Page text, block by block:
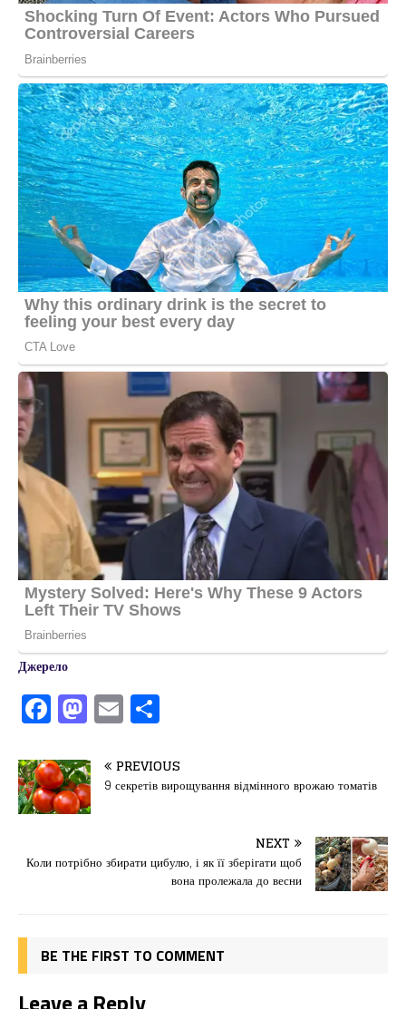
Джерело
F
a
c
e
b
o
o
M
a
st
o
d
o
n
E
m
ai
l
іл
и
ис
я
PREVIOUS
9 секретів вирощування відмінного врожаю томатів
NEXT
Коли потрібно збирати цибулю, і як її зберігати щоб
вона пролежала до весни
BE THE FIRST TO COMMENT